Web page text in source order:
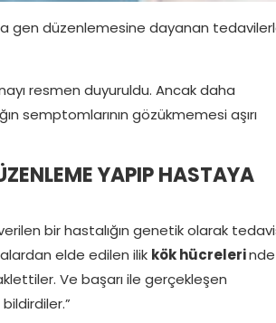
gen düzenlemesine dayanan
resmen duyuruldu. Ancak daha
semptomlarının gözükmemesi aşırı
YAPIP HASTAYA
bir hastalığın genetik olarak
elde edilen ilik kök hücrelerinde
Ve başarı ile gerçekleşen